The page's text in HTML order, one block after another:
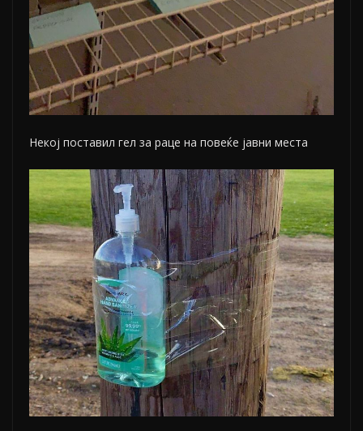
Некој поставил гел за раце на повеќе јавни места